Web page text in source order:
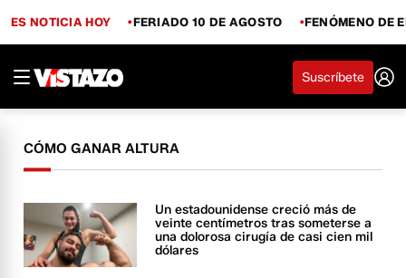
ES NOTICIA HOY FERIADO 10 DE AGOSTO FENÓMENO DE
Suscríbete
CÓMO GANAR ALTURA
Un estadounidense creció más de
veinte centímetros tras someterse a
una dolorosa cirugía de casi cien mil
dólares